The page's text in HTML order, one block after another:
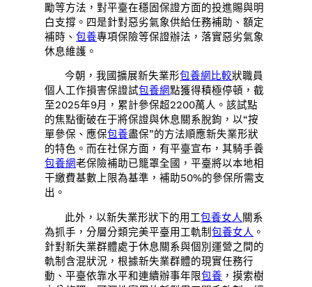
勵等方法，對平臺在穩固保證方面的投進賜與明
白支撐。四是針對惡劣氣象供給任務補助、額定
補時、包養專項保險等保證辦法，落實惡劣氣象
休息維護。
今朝，我國擴展新失業形包養網比較狀職員
個人工作損害保證試包養網點獲得積極停頓，截
至2025年9月，累計參保超2200萬人。該試點
的焦點衝破在于將保證與休息關系脫鉤，以“按
單參保、應保包養盡保”的方法順應新失業形狀
的特色。而在社保方面，有平臺宣布，其騎手養
包養網老保險補助已籠罩全國，平臺將以本地相
干繳費基數上限為基準，補助50%的參保所需支
出。
此外，以新失業形狀下的用工包養女人關系
為抓手，分層分類完美平臺用工軌制包養女人 。
針對新失業群體處于休息關系與個別運營之間的
軌制含混狀況，根據新失業群體的現實任務行
動、平臺依靠水平和連續辦事年限包養 ，摸索樹